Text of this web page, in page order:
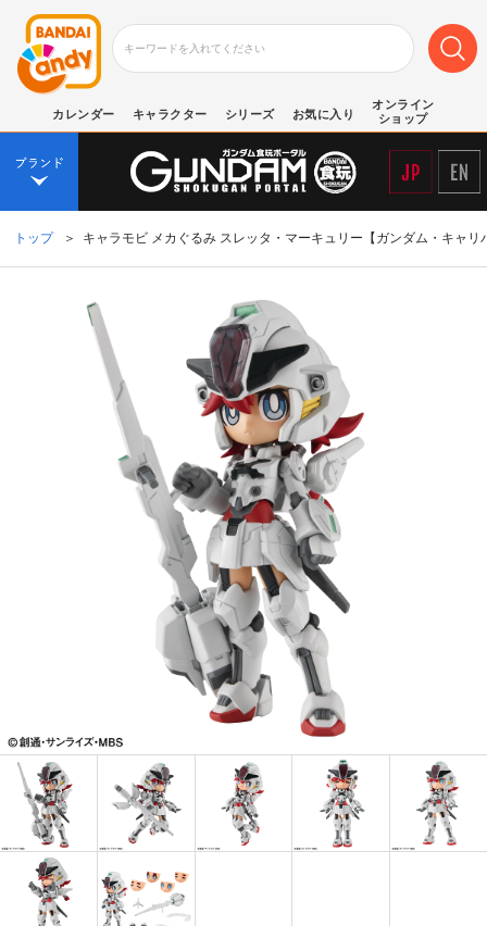
カレンダー キャラクター シリーズ お気に入り
オンライン
ショップ
トップ ＞ キャラモビ メカぐるみ スレッタ・マーキュリー【ガンダム・キャ